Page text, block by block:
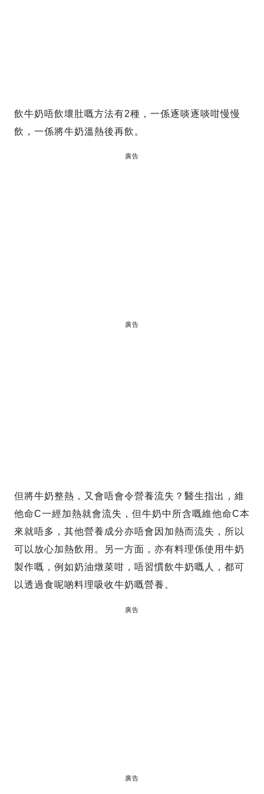
飲牛奶唔飲壞肚嘅方法有2種，一係逐啖逐啖咁慢慢
飲，一係將牛奶溫熱後再飲。
廣告
廣告
但將牛奶整熱，又會唔會令營養流失？醫生指出，維
他命C一經加熱就會流失，但牛奶中所含嘅維他命C本
來就唔多，其他營養成分亦唔會因加熱而流失，所以
可以放心加熱飲用。另一方面，亦有料理係使用牛奶
製作嘅，例如奶油燉菜咁，唔習慣飲牛奶嘅人，都可
以透過食呢啲料理吸收牛奶嘅營養。
廣告
廣告